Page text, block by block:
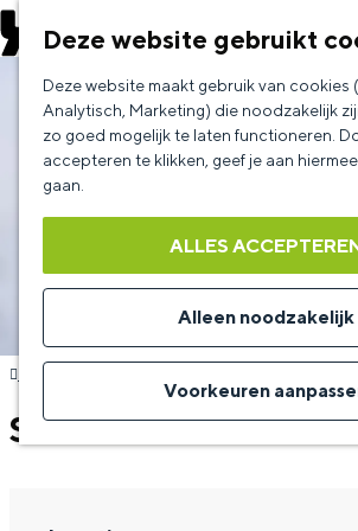
Deze website gebruikt
Deze website maakt gebruik van cookies
Analytisch, Marketing) die noodzakelijk
zo goed mogelijk te laten functioneren.
accepteren te klikken, geef je aan
gaan.
ALLES
Alleen noodzakelijk
Voorkeuren
h
o
Terug
STORMRAM